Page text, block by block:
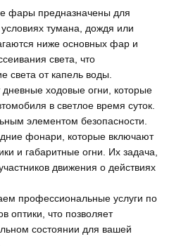
фары предназначены для
тумана, дождя или
ниже основных фар и
света, что
света от капель воды.
ходовые огни, которые
в светлое время суток.
элементом безопасности.
фонари, которые включают
и габаритные огни. Их задача,
движения о действиях
профессиональные услуги по
оптики, что позволяет
состоянии для вашей